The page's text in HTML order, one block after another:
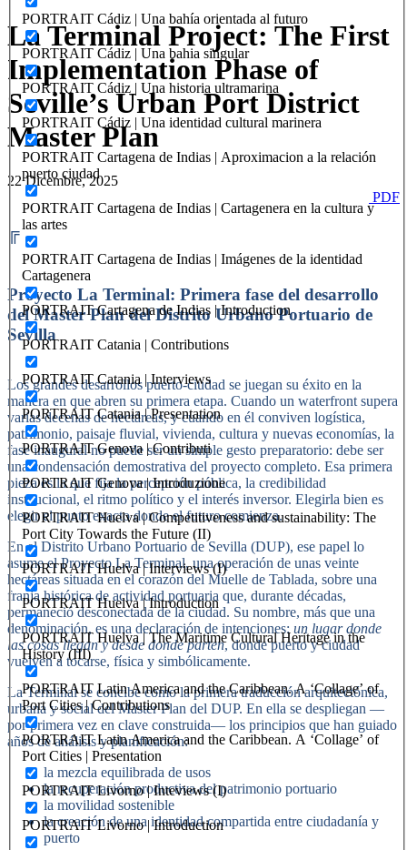
PORTRAIT Cádiz | Una bahía orientada al futuro
PORTRAIT Cádiz | Una bahia singular
PORTRAIT Cádiz | Una historia ultramarina
PORTRAIT Cádiz | Una identidad cultural marinera
PORTRAIT Cartagena de Indias | Aproximacion a la relación
puerto ciudad
PORTRAIT Cartagena de Indias | Cartagenera en la cultura y
las artes
PORTRAIT Cartagena de Indias | Imágenes de la identidad
Cartagenera
PORTRAIT Cartagena de Indias | Introduction
PORTRAIT Catania | Contributions
PORTRAIT Catania | Interviews
PORTRAIT Catania | Presentation
PORTRAIT Genova | Contributi
PORTRAIT Genova | Introduzione
PORTRAIT Huelva | Competitiveness and sustainability: The
Port City Towards the Future (II)
PORTRAIT Huelva | Interviews (I)
PORTRAIT Huelva | Introduction
PORTRAIT Huelva | The Maritime Cultural Heritage in the
History (III)
PORTRAIT Latin America and the Caribbean. A ‘Collage’ of
Port Cities | Contributions
PORTRAIT Latin America and the Caribbean. A ‘Collage’ of
Port Cities | Presentation
PORTRAIT Livorno | Inteviews (I)
PORTRAIT Livorno | Introduction
La Terminal Project: The First
Implementation Phase of
Seville’s Urban Port District
Master Plan
22 Dicembre, 2025
PDF
╔
Proyecto La Terminal: Primera fase del desarrollo
del Master Plan del Distrito Urbano Portuario de
Sevilla
Los grandes desarrollos puerto-ciudad se juegan su éxito en la
manera en que abren su primera etapa. Cuando un waterfront supera
varias decenas de hectáreas, y cuando en él conviven logística,
patrimonio, paisaje fluvial, vivienda, cultura y nuevas economías, la
fase inaugural no puede ser un simple gesto preparatorio: debe ser
una condensación demostrativa del proyecto completo. Esa primera
pieza es la que fija la percepción pública, la credibilidad
institucional, el ritmo político y el interés inversor. Elegirla bien es
elegir el punto exacto donde el futuro comienza.
En el Distrito Urbano Portuario de Sevilla (DUP), ese papel lo
asume el Proyecto La Terminal, una operación de unas veinte
hectáreas situada en el corazón del Muelle de Tablada, sobre una
franja histórica de actividad portuaria que, durante décadas,
permaneció desconectada de la ciudad. Su nombre, más que una
denominación, es una declaración de intenciones: un lugar donde
las cosas llegan y desde donde parten, donde puerto y ciudad
vuelven a tocarse, física y simbólicamente.
La Terminal se concibe como la primera traducción arquitectónica,
urbana y social del Master Plan del DUP. En ella se despliegan —
por primera vez en clave construida— los principios que han guiado
años de análisis y planificación:
la mezcla equilibrada de usos
la recuperación productiva del patrimonio portuario
la movilidad sostenible
la creación de una identidad compartida entre ciudadanía y
puerto